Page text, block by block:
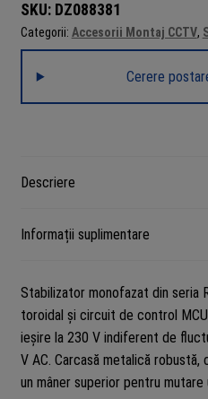
10
kVA
6000
W,
TED
SKU: DZ088381
Categorii: Accesorii Montaj CCTV,
Cerere
Descriere
Informații suplimentare
Stabilizator monofazat din seria
toroidal și circuit de control
ieșire la 230 V indiferent de
V AC. Carcasă metalică
un mâner superior pentru mutare